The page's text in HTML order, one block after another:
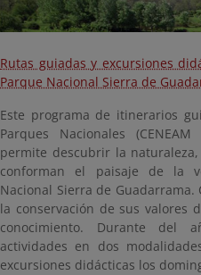
Rutas guiadas y excursiones
Parque Nacional Sierra de
Este programa de itinerarios
Parques Nacionales
permite descubrir la
conforman el paisaje de la
Nacional Sierra de
la conservación de sus valores
conocimiento. Durante del
actividades en dos
excursiones didácticas los